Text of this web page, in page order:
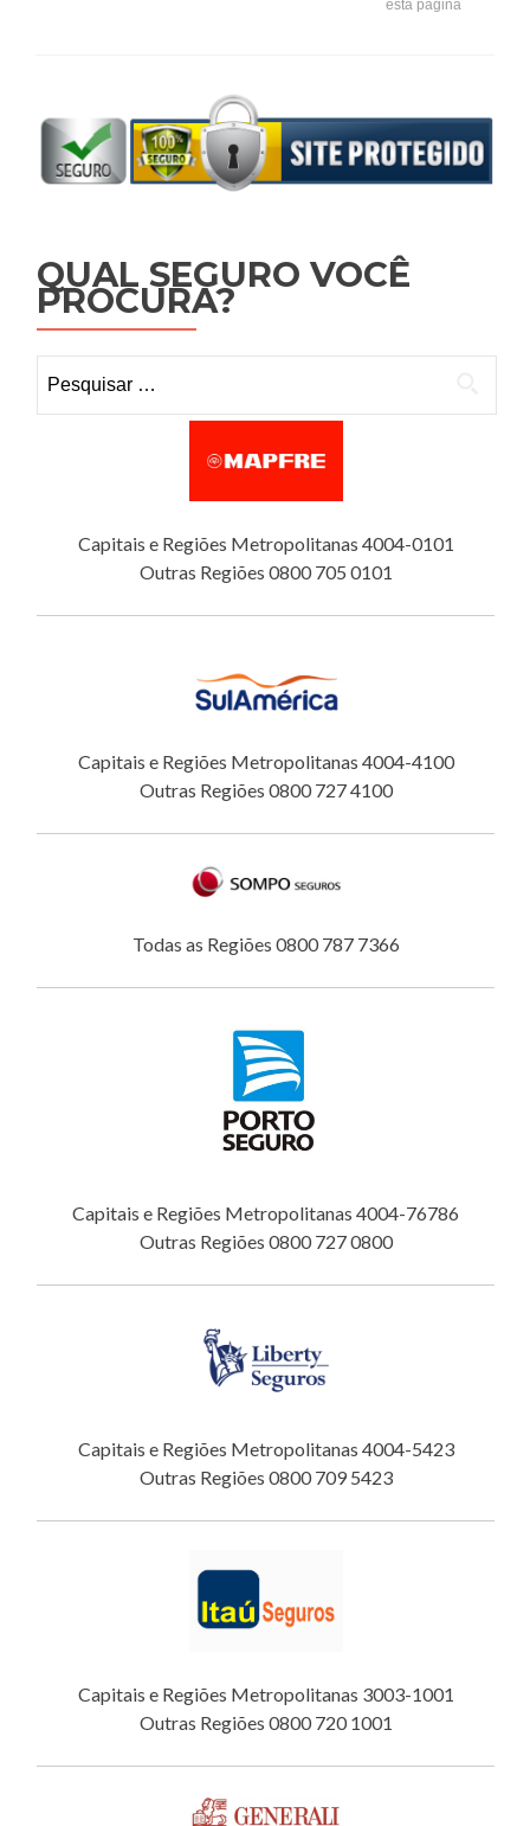
esta página
QUAL SEGURO VOCÊ
PROCURA?
Capitais e Regiões Metropolitanas 4004-0101
Outras Regiões 0800 705 0101
Capitais e Regiões Metropolitanas 4004-4100
Outras Regiões 0800 727 4100
Todas as Regiões 0800 787 7366
Capitais e Regiões Metropolitanas 4004-76786
Outras Regiões 0800 727 0800
Capitais e Regiões Metropolitanas 4004-5423
Outras Regiões 0800 709 5423
Capitais e Regiões Metropolitanas 3003-1001
Outras Regiões 0800 720 1001